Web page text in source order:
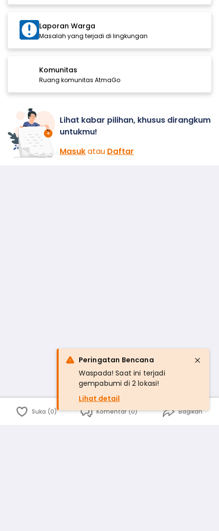
Laporan Warga
Masalah yang terjadi di lingkungan
Komunitas
Ruang komunitas AtmaGo
Lihat kabar pilihan, khusus dirangkum
untukmu!
Masukatau Daftar
Suka (0) Komentar (0) Bagikan
Peringatan Bencana
Waspada! Saat ini terjadi
gempabumi di 2 lokasi!
Lihat detail